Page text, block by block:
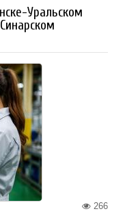
Уральском
266